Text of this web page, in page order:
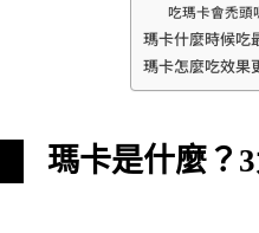
吃瑪卡會禿頭
瑪卡什麼時候吃
瑪卡怎麼吃效果
瑪卡是什麼？